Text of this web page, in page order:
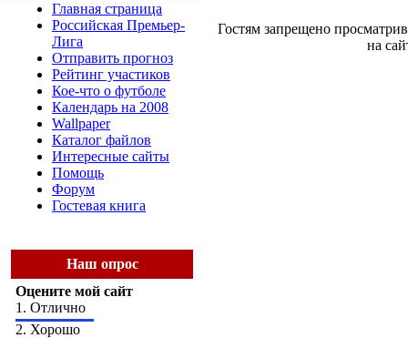
Главная страница
Российская Премьер-
Лига
Отправить прогноз
Рейтинг участиков
Кое-что о футболе
Календарь на 2008
Wallpaper
Каталог файлов
Интересные сайты
Помощь
Форум
Гостевая книга
Наш опрос
Оцените мой сайт
1. Отлично
2. Хорошо
Гостям запрещено
на